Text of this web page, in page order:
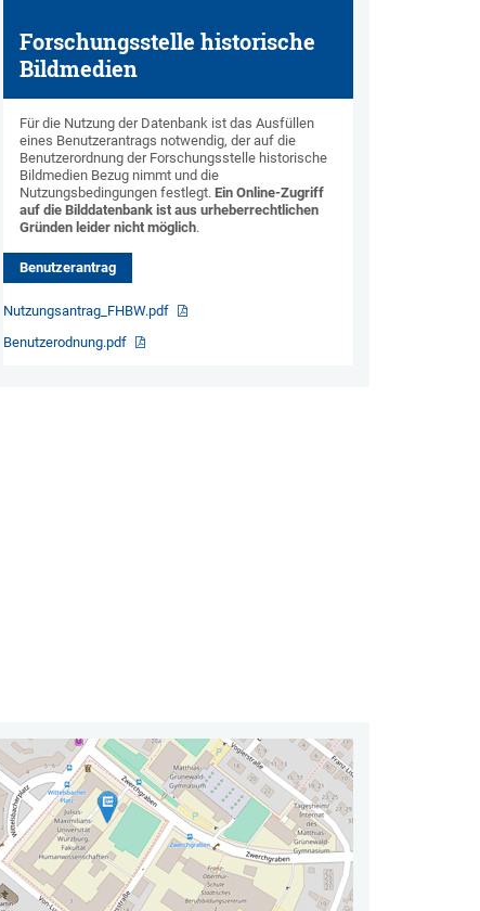
Forschungsstelle historische
Bildmedien
Für die Nutzung der Datenbank ist das Ausfüllen
eines Benutzerantrags notwendig, der auf die
Benutzerordnung der Forschungsstelle historische
Bildmedien Bezug nimmt und die
Nutzungsbedingungen festlegt. Ein Online-Zugriff
auf die Bilddatenbank ist aus urheberrechtlichen
Gründen leider nicht möglich.
Benutzerantrag
Nutzungsantrag_FHBW.pdf
Benutzerodnung.pdf